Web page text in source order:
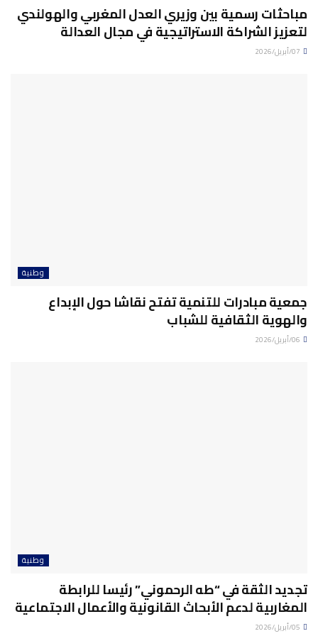
مباحثات رسمية بين وزيري العدل المغربي والهولندي
لتعزيز الشراكة الاستراتيجية في مجال العدالة
وطنية
جمعية مبادرات للتنمية تفتح نقاشا حول الإبداع
والهوية الثقافية للشباب
وطنية
تجديد الثقة في “طه الرحموني” رئيسا للرابطة
المغاربية لدعم الأبحاث القانونية والأعمال الاجتماعية